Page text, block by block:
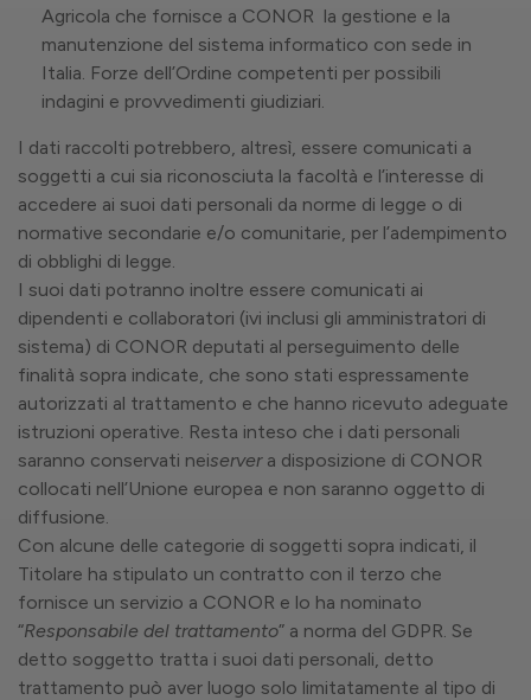
Agricola che fornisce a CONOR la gestione e la
manutenzione del sistema informatico con sede in
Italia. Forze dell’Ordine competenti per possibili
indagini e provvedimenti giudiziari.
I dati raccolti potrebbero, altresì, essere comunicati a
soggetti a cui sia riconosciuta la facoltà e l’interesse di
accedere ai suoi dati personali da norme di legge o di
normative secondarie e/o comunitarie, per l’adempimento
di obblighi di legge.
I suoi dati potranno inoltre essere comunicati ai
dipendenti e collaboratori (ivi inclusi gli amministratori di
sistema) di CONOR deputati al perseguimento delle
finalità sopra indicate, che sono stati espressamente
autorizzati al trattamento e che hanno ricevuto adeguate
istruzioni operative. Resta inteso che i dati personali
saranno conservati neiservera disposizione di CONOR
collocati nell’Unione europea e non saranno oggetto di
diffusione.
Con alcune delle categorie di soggetti sopra indicati, il
Titolare ha stipulato un contratto con il terzo che
fornisce un servizio a CONOR e lo ha nominato
“Responsabile del trattamento” a norma del GDPR. Se
detto soggetto tratta i suoi dati personali, detto
trattamento può aver luogo solo limitatamente al tipo di